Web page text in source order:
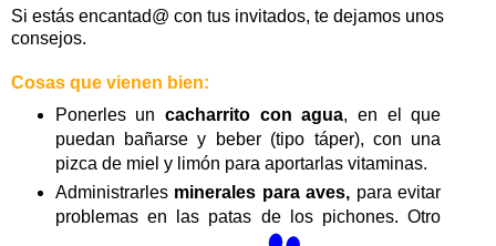
Si estás encantad@ con tus invitados, te dejamos unos
consejos.
Cosas que vienen bien:
Ponerles un cacharrito con agua, en el que
puedan bañarse y beber (tipo táper), con una
pizca de miel y limón para aportarlas vitaminas.
Administrarles minerales para aves, para evitar
problemas en las patas de los pichones. Otro